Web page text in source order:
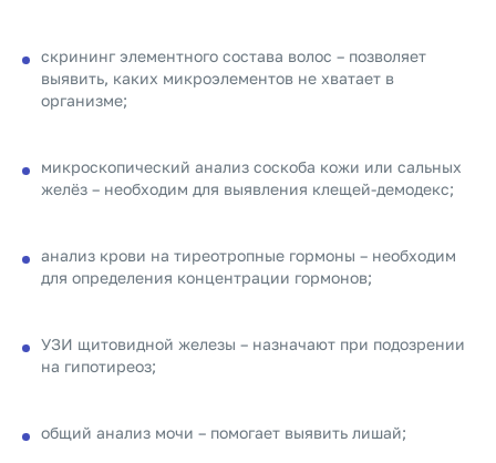
скрининг элементного состава волос – позволяет
выявить, каких микроэлементов не хватает в
организме;
микроскопический анализ соскоба кожи или сальных
желёз – необходим для выявления клещей-демодекс;
анализ крови на тиреотропные гормоны – необходим
для определения концентрации гормонов;
УЗИ щитовидной железы – назначают при подозрении
на гипотиреоз;
общий анализ мочи – помогает выявить лишай;